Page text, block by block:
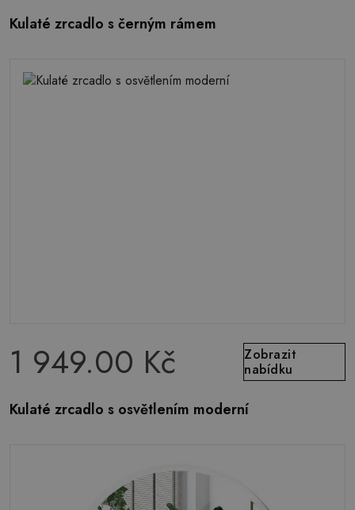
Kulaté zrcadlo s černým rámem
1 949.00 Kč
Zobrazit
nabídku
Kulaté zrcadlo s osvětlením moderní